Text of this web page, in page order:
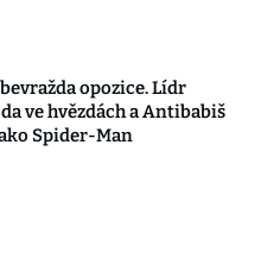
opozice. Lídr
ve hvězdách a Antibabiš
Spider-Man